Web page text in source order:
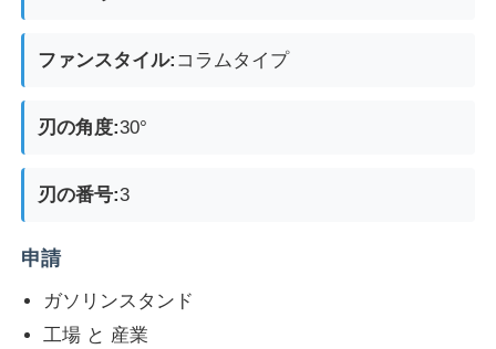
ファンスタイル: コラムタイプ
刃の角度:30°
刃の番号:3
申請
ガソリンスタンド
工場 と 産業